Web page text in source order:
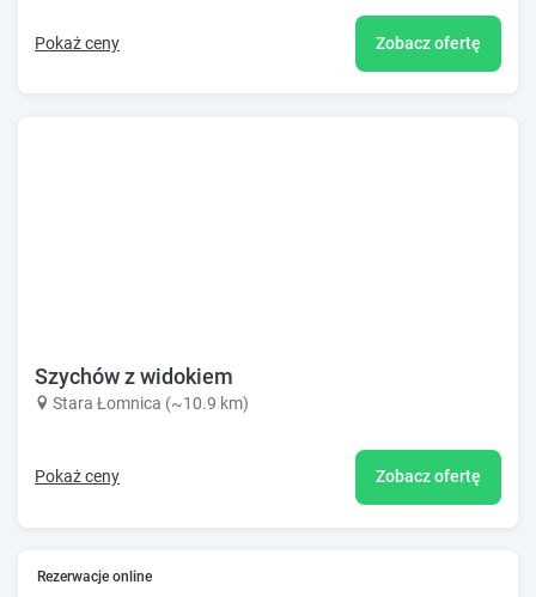
Pokaż ceny Zobacz ofertę
Szychów z widokiem
Stara Łomnica (~10.9 km)
Pokaż ceny Zobacz ofertę
Rezerwacje online